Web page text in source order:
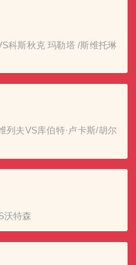
科斯秋克 玛勒塔 /斯维托琳
列夫VS库伯特·卢卡斯/胡尔
沃特森